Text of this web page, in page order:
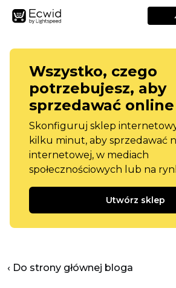
Wszystko, czego
potrzebujesz, aby
sprzedawać online
Skonfiguruj sklep
kilku minut, aby sprzedawać
internetowej, w mediach
społecznościowych lub na
Utwórz sklep
‹ Do strony głównej bloga